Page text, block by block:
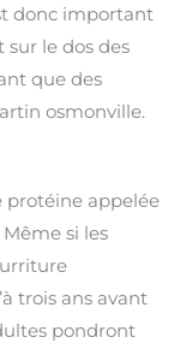
donc important
sur le dos des
que des
osmonville.
protéine appelée
si les
trois ans avant
pondront